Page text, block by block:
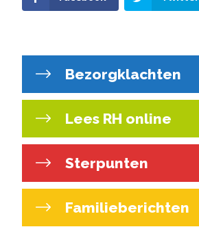
Bezorgklachten
Lees RH online
Sterpunten
Familieberichten